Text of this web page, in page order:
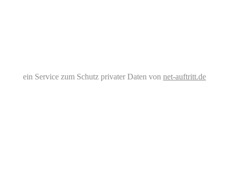
ein Service zum Schutz privater Daten von net-auftritt.de